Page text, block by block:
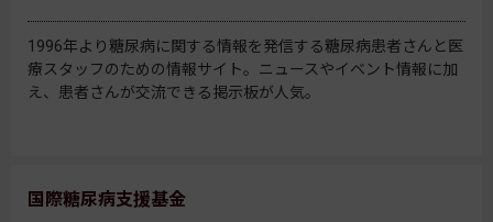
1996年より糖尿病に関する情報を発信する糖尿病患者さんと医
療スタッフのための情報サイト。ニュースやイベント情報に加
え、患者さんが交流できる掲示板が人気。
国際糖尿病支援基金